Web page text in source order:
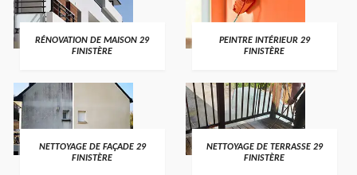
RÉNOVATION DE MAISON 29
FINISTÈRE
PEINTRE INTÉRIEUR 29
FINISTÈRE
NETTOYAGE DE FAÇADE 29
FINISTÈRE
NETTOYAGE DE TERRASSE 29
FINISTÈRE